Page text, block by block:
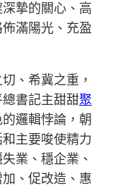
摯的關心、高
滿陽光、充盈
、希冀之重，
書記主甜甜聚
邏輯悖論，朝
主要唆使精力
業、穩企業、
、促改造、惠